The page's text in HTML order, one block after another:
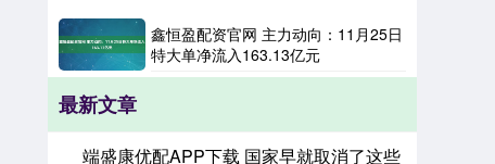
鑫恒盈配资官网 主力动向：11月25日
特大单净流入163.13亿元
最新文章
端盛康优配APP下载 国家早就取消了这些